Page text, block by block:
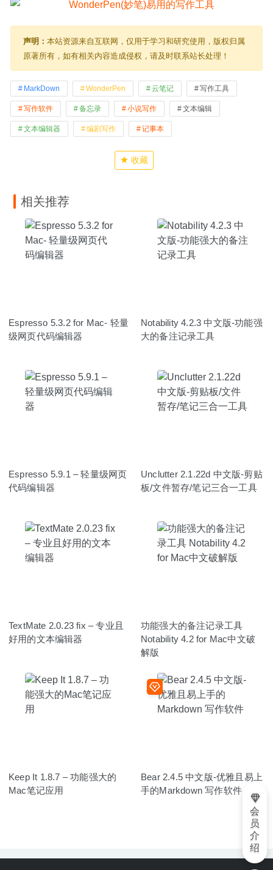
声明： 本站资源来自互联网，仅用于学习和研究使用，版权归属
原著所有，如有相关内容造成侵权，请及时联系站长处理！
MarkDown WonderPen 云笔记 写作工具
写作软件 备忘录 小说写作 文本编辑
文本编辑器 编剧写作 记事本
收藏
相关推荐
Espresso 5.3.2 for Mac- 轻量
级网页代码编辑器
Notability 4.2.3 中文版-功能强
大的备注记录工具
Espresso 5.9.1 – 轻量级网页
代码编辑器
Unclutter 2.1.22d 中文版-剪贴
板/文件暂存/笔记三合一工具
TextMate 2.0.23 fix – 专业且
好用的文本编辑器
功能强大的备注记录工具
Notability 4.2 for Mac中文破
解版
Keep It 1.8.7 – 功能强大的
Mac笔记应用
Bear 2.4.5 中文版-优雅且易上
手的Markdown 写作软件
会
员
介
绍